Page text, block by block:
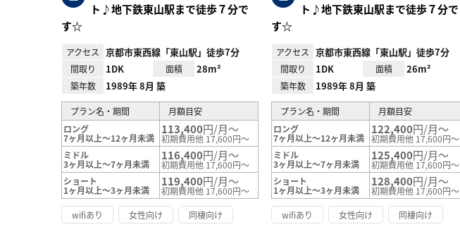
ト♪地下鉄東山駅まで徒歩７分で
す☆
アクセス 京都市東西線「東山駅」徒歩7分
間取り 1DK 面積 28m²
築年数 1989年 8月 築
プラン名・期間
月額目安
ロング
7ヶ月以上～12ヶ月未満
113,400円/月～
初期費用他 17,600円～
ミドル
3ヶ月以上～7ヶ月未満
116,400円/月～
初期費用他 17,600円～
ショート
1ヶ月以上～3ヶ月未満
119,400円/月～
初期費用他 17,600円～
wifiあり
女性向け
同棲向け
ト♪地下鉄東山駅まで徒歩７分で
す☆
アクセス 京都市東西線「東山駅」徒歩7分
間取り 1DK 面積 26m²
築年数 1989年 8月 築
プラン名・期間
月額目安
ロング
7ヶ月以上～12ヶ月未満
122,400円/月～
初期費用他 17,600円～
ミドル
3ヶ月以上～7ヶ月未満
125,400円/月～
初期費用他 17,600円～
ショート
1ヶ月以上～3ヶ月未満
128,400円/月～
初期費用他 17,600円～
wifiあり
女性向け
同棲向け